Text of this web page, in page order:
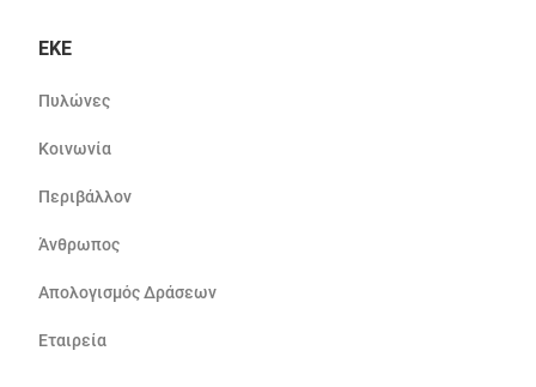
ΕΚΕ
Πυλώνες
Κοινωνία
Περιβάλλον
Άνθρωπος
Απολογισμός Δράσεων
Εταιρεία